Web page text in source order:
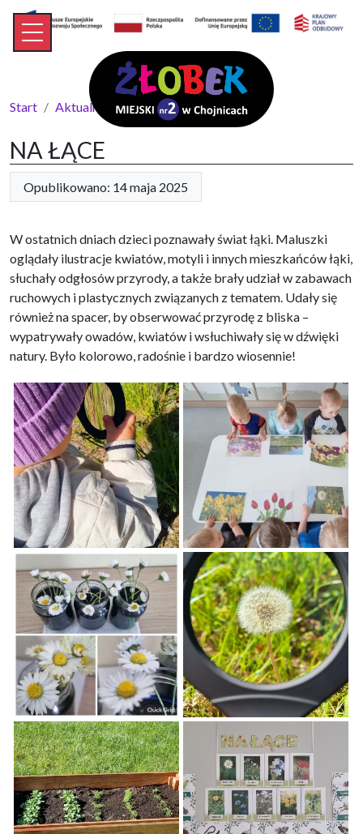
Start Aktualności NA ŁĄCE
NA ŁĄCE
Opublikowano: 14 maja 2025
W ostatnich dniach dzieci poznawały świat łąki. Maluszki
oglądały ilustracje kwiatów, motyli i innych mieszkańców łąki,
słuchały odgłosów przyrody, a także brały udział w zabawach
ruchowych i plastycznych związanych z tematem. Udały się
również na spacer, by obserwować przyrodę z bliska –
wypatrywały owadów, kwiatów i wsłuchiwały się w dźwięki
natury. Było kolorowo, radośnie i bardzo wiosennie!